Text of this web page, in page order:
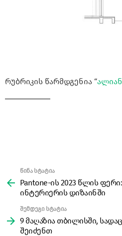
რუბრიკის წარმდგენია “
more
წინა სტატია
Pantone-ის 2023 წლის
ინტერიერის დიზაინში
შემდეგი სტატია
9 მაღაზია თბილისში,
შეიძენთ